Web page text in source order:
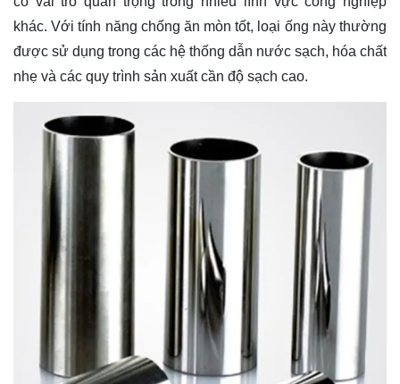
khác. Với tính năng chống ăn mòn tốt, loại ống này thường
được sử dụng trong các hệ thống dẫn nước sạch, hóa chất
nhẹ và các quy trình sản xuất cần độ sạch cao.